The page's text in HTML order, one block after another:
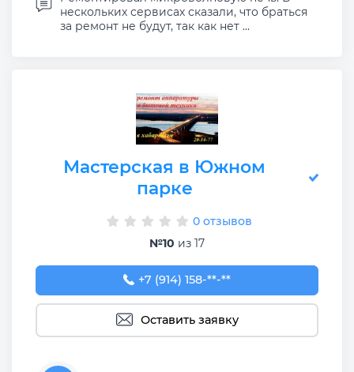
нескольких сервисах сказали, что браться
за ремонт не будут, так как нет ...
Мастерская в Южном
парке
0 отзывов
№10 из 17
+7 (914) 158-14-77
+7 (914) 158-**-**
Оставить заявку